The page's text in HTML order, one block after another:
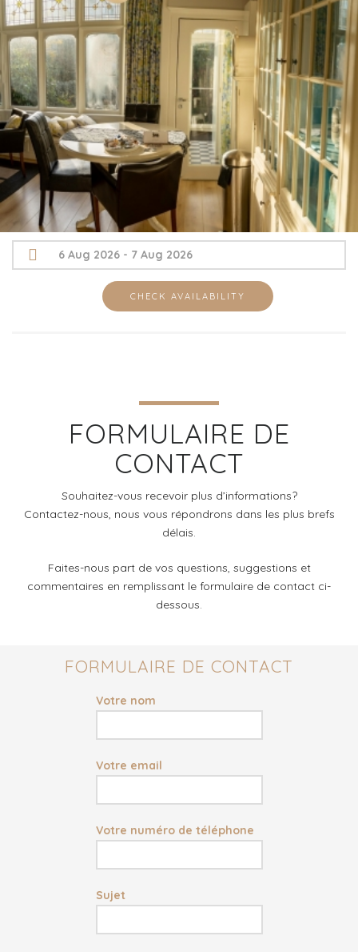
FORMULAIRE DE
CONTACT
Souhaitez-vous recevoir plus d’informations?
Contactez-nous, nous vous répondrons dans les plus brefs
délais.
Faites-nous part de vos questions, suggestions et
commentaires en remplissant le formulaire de contact ci-
dessous.
FORMULAIRE DE CONTACT
Votre nom
Votre email
Votre numéro de téléphone
Sujet